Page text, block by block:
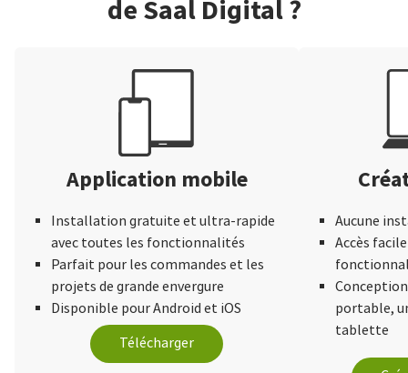
de Saal Digital ?
Application mobile
Installation gratuite et ultra-rapide
avec toutes les fonctionnalités
Parfait pour les commandes et les
projets de grande envergure
Disponible pour Android et iOS
Télécharger
Aucune
Accès
portable,
tablette